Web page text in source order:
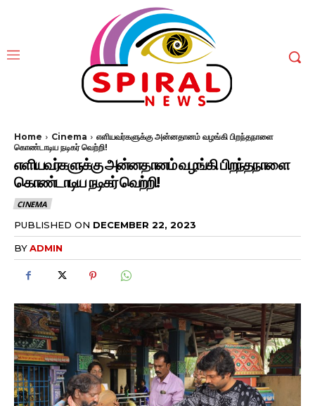
Home Cinema
எளியவர்களுக்கு அன்னதானம் வழங்கி பிறந்தநாளை
கொண்டாடிய நடிகர் வெற்றி!
எளியவர்களுக்கு அன்னதானம் வழங்கி பிறந்தநாளை
கொண்டாடிய நடிகர் வெற்றி!
CINEMA
PUBLISHED ON DECEMBER 22, 2023
BYADMIN